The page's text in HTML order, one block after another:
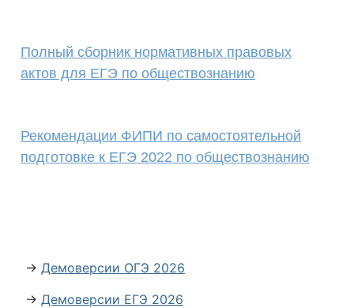
Полный сборник нормативных правовых
актов для ЕГЭ по обществознанию
Рекомендации ФИПИ по самостоятельной
подготовке к ЕГЭ 2022 по обществознанию
→ Демоверсии ОГЭ 2026
→ Демоверсии ЕГЭ 2026